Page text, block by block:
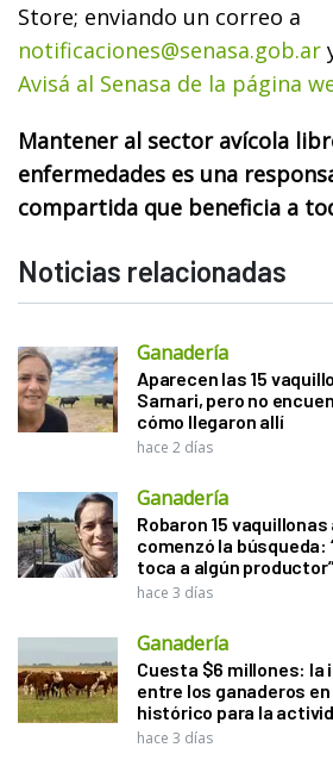
Store; enviando un correo a
notificaciones@senasa.gob.ar
Avisá al Senasa de la página
Mantener al sector avícola
enfermedades es una
compartida que beneficia a
Noticias relacionadas
Ganadería
Aparecen las 15
Sarnari, pero no
cómo llegaron allí
hace 2 días
Ganadería
Robaron 15
comenzó la búsqueda:
toca a algún productor”
hace 3 días
Ganadería
Cuesta $6 millones: la
entre los ganaderos
histórico para la
hace 3 días